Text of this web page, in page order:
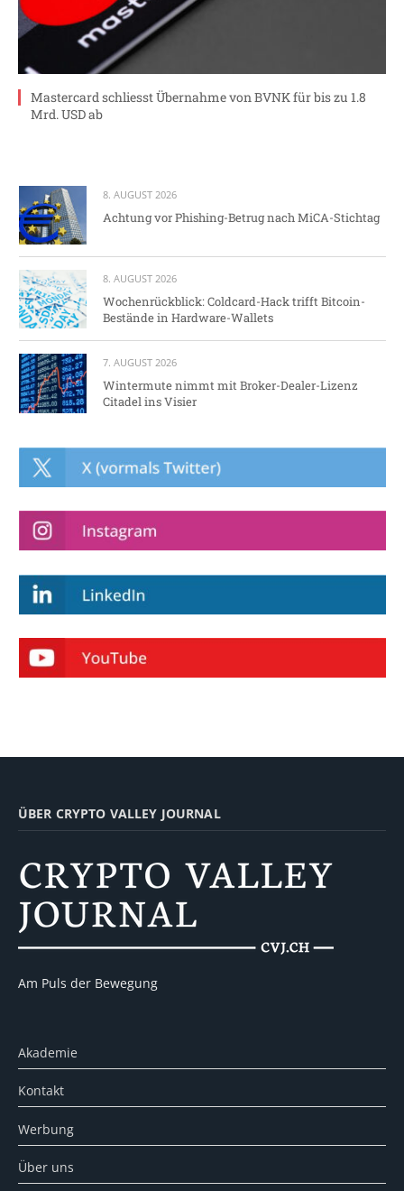
Mastercard schliesst Übernahme von BVNK für bis zu 1.8
Mrd. USD ab
8. AUGUST 2026
Achtung vor Phishing-Betrug nach MiCA-Stichtag
8. AUGUST 2026
Wochenrückblick: Coldcard-Hack trifft Bitcoin-
Bestände in Hardware-Wallets
7. AUGUST 2026
Wintermute nimmt mit Broker-Dealer-Lizenz
Citadel ins Visier
ÜBER CRYPTO VALLEY JOURNAL
Am Puls der Bewegung
Akademie
Kontakt
Werbung
Über uns